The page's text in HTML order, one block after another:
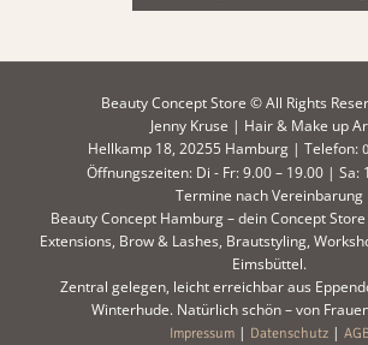
Beauty Concept Store © All Rights
Jenny Kruse | Hair & Make up
Hellkamp 18, 20255 Hamburg | Telefon:
Öffnungszeiten: Di - Fr: 9.00 – 19.00 | Sa:
Termine nach Vereinbarung
Beauty Concept Hamburg – dein Concept
Extensions, Brow & Lashes, Brautstyling,
Eimsbüttel.
Zentral gelegen, leicht erreichbar aus
Winterhude. Natürlich schön – von
Impressum| Datenschutz|